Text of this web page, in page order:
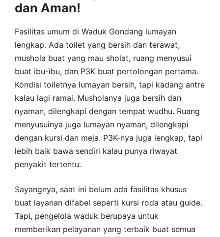
dan Aman!
Fasilitas umum di Waduk Gondang lumayan
lengkap. Ada toilet yang bersih dan terawat,
mushola buat yang mau sholat, ruang menyusui
buat ibu-ibu, dan P3K buat pertolongan pertama.
Kondisi toiletnya lumayan bersih, tapi kadang antre
kalau lagi ramai. Musholanya juga bersih dan
nyaman, dilengkapi dengan tempat wudhu. Ruang
menyusuinya juga lumayan nyaman, dilengkapi
dengan kursi dan meja. P3K-nya juga lengkap, tapi
lebih baik bawa sendiri kalau punya riwayat
penyakit tertentu.
Sayangnya, saat ini belum ada fasilitas khusus
buat layanan difabel seperti kursi roda atau guide.
Tapi, pengelola waduk berupaya untuk
memberikan pelayanan yang terbaik buat semua